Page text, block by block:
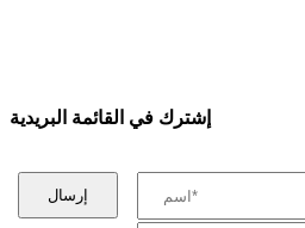
إشترك في القائمة البريدية